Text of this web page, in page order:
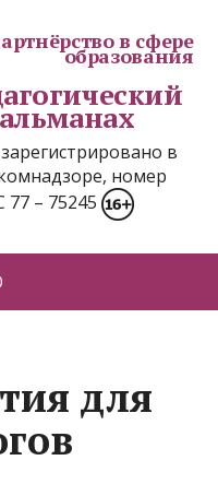
в сфере
образования
в
номер
– 75245
для